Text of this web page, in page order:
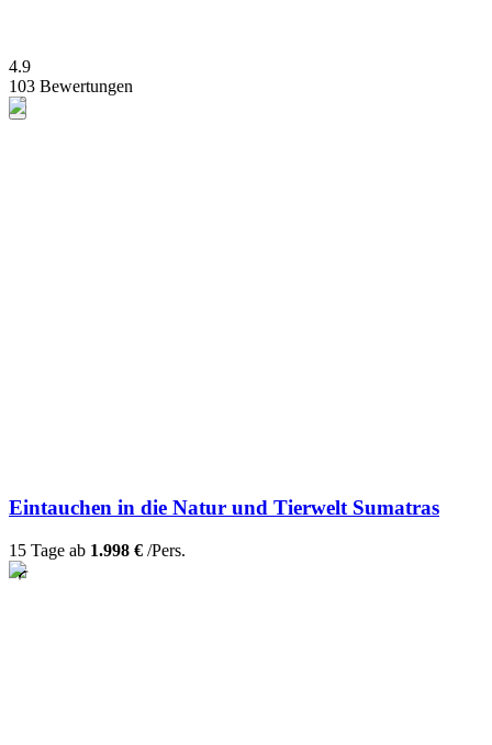
4.9
103 Bewertungen
Eintauchen in die Natur und Tierwelt Sumatras
15 Tage ab 1.998 € /Pers.